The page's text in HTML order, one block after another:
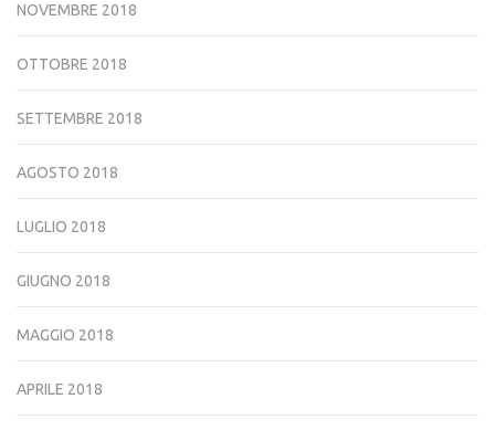
NOVEMBRE 2018
OTTOBRE 2018
SETTEMBRE 2018
AGOSTO 2018
LUGLIO 2018
GIUGNO 2018
MAGGIO 2018
APRILE 2018